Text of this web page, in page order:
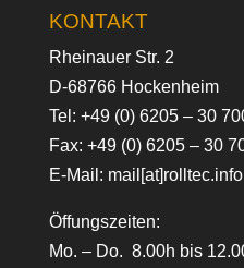
KONTAKT
Rheinauer Str. 2
D-68766 Hockenheim
Tel: +49 (0) 6205 – 30
Fax: +49 (0) 6205 – 30
E-Mail: mail[at]rolltec.info
Öffungszeiten:
Mo. – Do. 8.00h bis